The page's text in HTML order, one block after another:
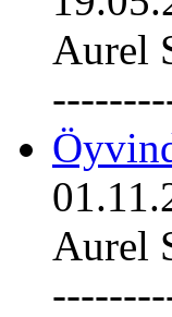
Aurel
Aurel